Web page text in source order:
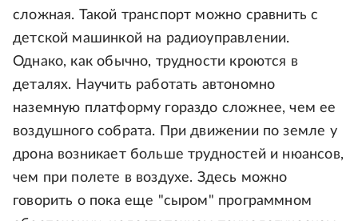
сложная. Такой транспорт можно сравнить с
детской машинкой на радиоуправлении.
Однако, как обычно, трудности кроются в
деталях. Научить работать автономно
наземную платформу гораздо сложнее, чем ее
воздушного собрата. При движении по земле у
дрона возникает больше трудностей и нюансов,
чем при полете в воздухе. Здесь можно
говорить о пока еще "сыром" программном